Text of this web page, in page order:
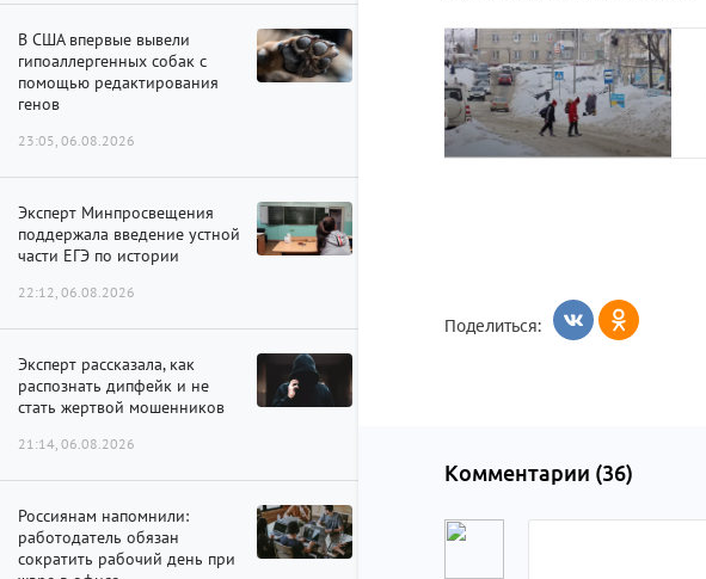
В США впервые вывели
гипоаллергенных собак с
помощью редактирования
генов
23:05, 06.08.2026
Эксперт Минпросвещения
поддержала введение устной
части ЕГЭ по истории
22:12, 06.08.2026
Эксперт рассказала, как
распознать дипфейк и не
стать жертвой мошенников
21:14, 06.08.2026
Россиянам напомнили:
работодатель обязан
сократить рабочий день при
Поделиться:
Комментарии (36)